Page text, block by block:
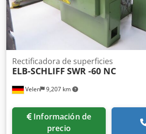
Velen 9,207 km
Rectificadora de superficies
ELB-SCHLIFF SWR -60 NC
Información de
precio